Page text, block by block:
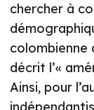
chercher à
colombienne
décrit l’«
Ainsi, pour